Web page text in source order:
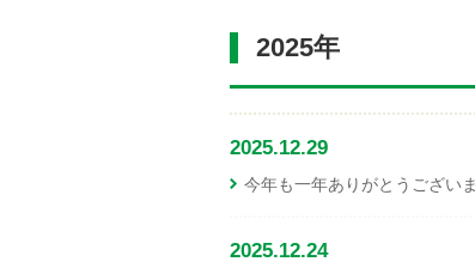
2025年
2025.12.29
今年も一年ありがとうござい
2025.12.24